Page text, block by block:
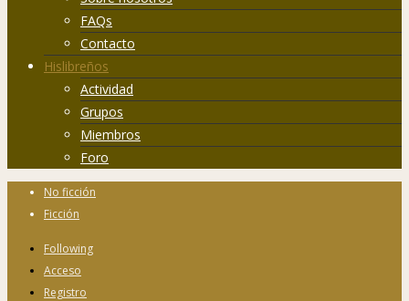
FAQs
Contacto
Hislibreños
Actividad
Grupos
Miembros
Foro
No ficción
Ficción
Following
Acceso
Registro